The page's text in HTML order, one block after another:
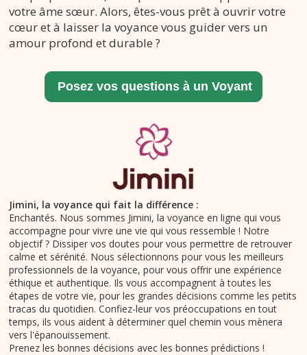
votre âme sœur. Alors, êtes-vous prêt à ouvrir votre
cœur et à laisser la voyance vous guider vers un
amour profond et durable ?
Jimini, la voyance qui fait la différence :
Enchantés. Nous sommes Jimini, la voyance en ligne qui vous
accompagne pour vivre une vie qui vous ressemble ! Notre
objectif ? Dissiper vos doutes pour vous permettre de retrouver
calme et sérénité. Nous sélectionnons pour vous les meilleurs
professionnels de la voyance, pour vous offrir une expérience
éthique et authentique. Ils vous accompagnent à toutes les
étapes de votre vie, pour les grandes décisions comme les petits
tracas du quotidien. Confiez-leur vos préoccupations en tout
temps, ils vous aident à déterminer quel chemin vous mènera
vers l'épanouissement.
Prenez les bonnes décisions avec les bonnes prédictions !